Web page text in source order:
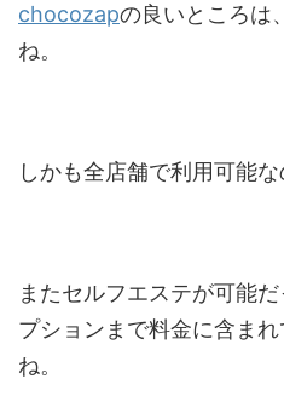
chocozapの良いところは
ね。
しかも全店舗で利用可能な
またセルフエステが可能
プションまで料金に含ま
ね。